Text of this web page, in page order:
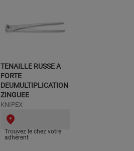
TENAILLE RUSSE A
FORTE
DEUMULTIPLICATION
ZINGUEE
KNIPEX
Trouvez le chez votre
adhérent